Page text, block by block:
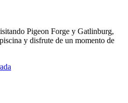
Pigeon Forge y Gatlinburg,
y disfrute de un momento de